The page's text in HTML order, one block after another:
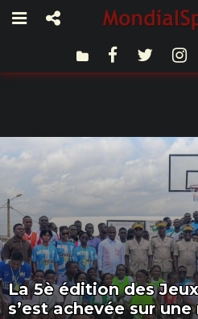
La 5è édition des
s’est achevée sur une